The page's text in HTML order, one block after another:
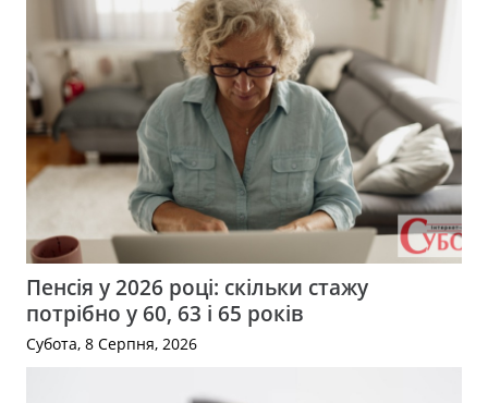
Пенсія у 2026 році: скільки стажу
потрібно у 60, 63 і 65 років
Субота, 8 Серпня, 2026